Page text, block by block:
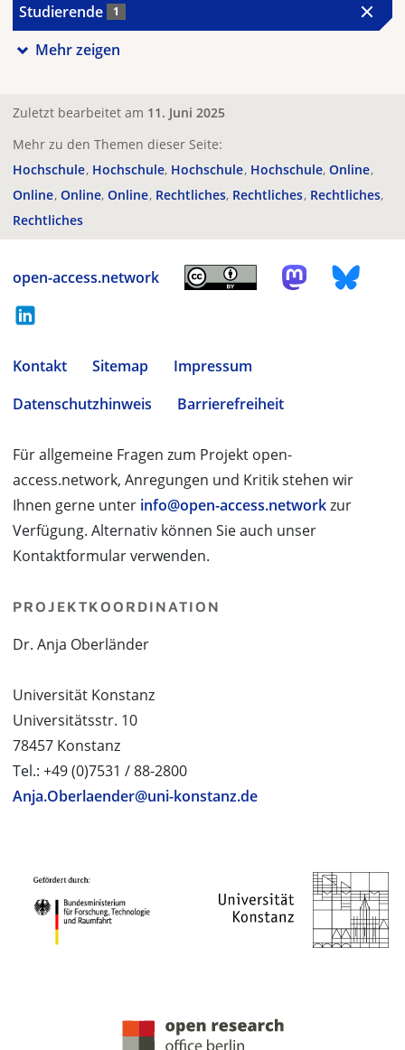
Studierende 1
Mehr zeigen
Zuletzt bearbeitet am 11. Juni 2025
Mehr zu den Themen dieser Seite:
Hochschule Hochschule Hochschule Hochschule Online
Online Online Online Rechtliches Rechtliches Rechtliches
Rechtliches
open-access.network
Kontakt Sitemap
Impressum
Datenschutzhinweis
Barrierefreiheit
Für allgemeine Fragen zum Projekt open-
access.network, Anregungen und Kritik stehen wir
Ihnen gerne unter info@open-access.networkzur
Verfügung. Alternativ können Sie auch unser
Kontaktformular verwenden.
PROJEKTKOORDINATION
Dr. Anja Oberländer
Universität Konstanz
Universitätsstr. 10
78457 Konstanz
Tel.: +49 (0)7531 / 88-2800
Anja.Oberlaender@uni-konstanz.de